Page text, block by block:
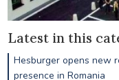
Latest in this
Hesburger opens new
presence in Romania